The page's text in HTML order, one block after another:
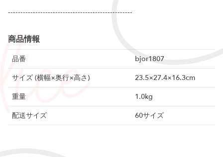
商品情報
品番
bjor1807
サイズ (横幅×奥行×高さ)
23.5×27.4×16.3cm
重量
1.0kg
配送サイズ
60サイズ